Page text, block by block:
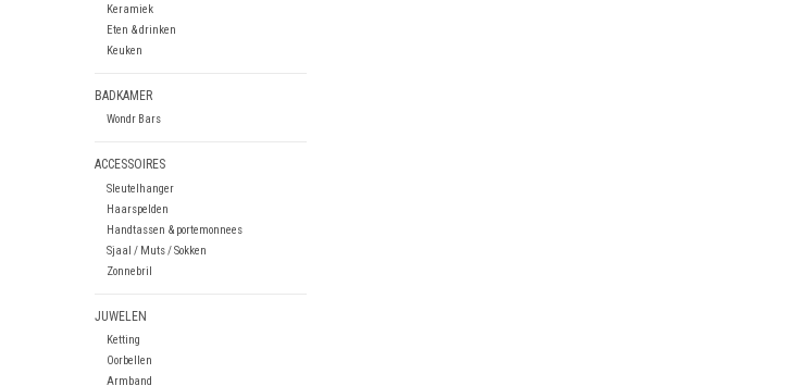
Keramiek
Eten & drinken
Keuken
BADKAMER
Wondr Bars
ACCESSOIRES
Sleutelhanger
Haarspelden
Handtassen & portemonnees
Sjaal / Muts / Sokken
Zonnebril
JUWELEN
Ketting
Oorbellen
Armband